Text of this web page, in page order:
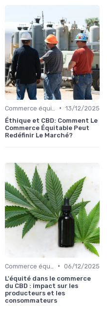
• 13/12/2025
Éthique et CBD: Comment Le
Commerce Équitable Peut
Redéfinir Le Marché?
• 06/12/2025
L'équité dans le commerce
du CBD : impact sur les
producteurs et les
consommateurs